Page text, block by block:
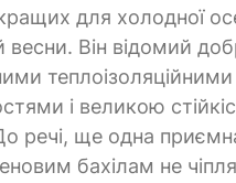
для холодної
весни. Він відомий
теплоізоляційними
і великою
речі, ще одна
бахілам не